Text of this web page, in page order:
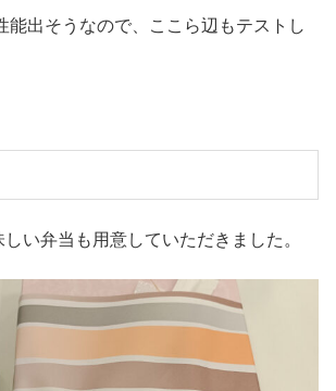
能出そうなので、ここら辺もテストし
い弁当も用意していただきました。